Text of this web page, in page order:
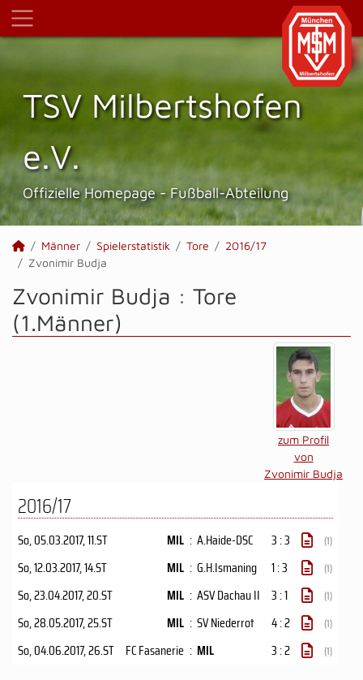
TSV Milbertshofen
e.V.
Offizielle Homepage - Fußball-Abteilung
Männer Spielerstatistik Tore
2016/17
Zvonimir Budja
Zvonimir Budja : Tore
(1.Männer)
zum Profil
von
Zvonimir Budja
2016/17
So, 05.03.2017, 11.ST MIL : A.Haide-DSC 3 : 3 (1)
So, 12.03.2017, 14.ST MIL : G.H.Ismaning 1 : 3 (1)
So, 23.04.2017, 20.ST MIL : ASV Dachau II 3 : 1 (1)
So, 28.05.2017, 25.ST MIL : SV Niederrot 4 : 2 (1)
So, 04.06.2017, 26.ST FC Fasanerie : MIL 3 : 2 (1)